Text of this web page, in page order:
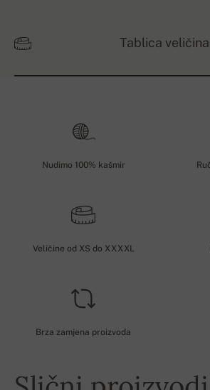
Tablica veličina
Nudimo 100% kašmir
Veličine od XS do XXXXL
Brza zamjena proizvoda